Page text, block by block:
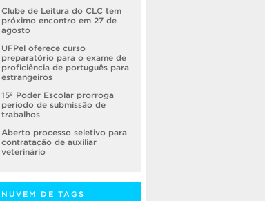
Clube de Leitura do CLC tem
próximo encontro em 27 de
agosto
UFPel oferece curso
preparatório para o exame de
proficiência de português para
estrangeiros
15º Poder Escolar prorroga
período de submissão de
trabalhos
Aberto processo seletivo para
contratação de auxiliar
veterinário
NUVEM DE TAGS